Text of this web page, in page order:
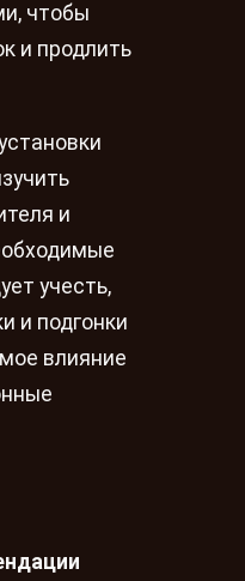
чтобы
и продлить
и
учесть,
и подгонки
влияние